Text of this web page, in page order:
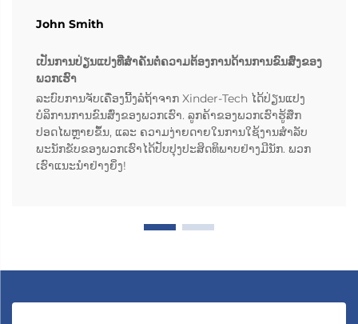
John Smith
ເປັນການປ່ຽນແປງທີ່ສຳຄັນຕໍ່ຄວາມຕ້ອງການດ້ານການຂົນສົ່ງຂອງ
ພວກເຮົາ
ລະບົບການຈັບເຄື່ອງນີ້ງລໍຖ້າຈາກ Xinder-Tech ໄດ້ປ່ຽນແປງ
ບໍລິການການຂົນສົ່ງຂອງພວກເຮົາ. ລູກຄ້າຂອງພວກເຮົາຮູ້ສຶກ
ປອດໄພຫຼາຍຂຶ້ນ, ແລະ ຄວາມງ່າຍດາຍໃນການໃຊ້ງານສຳລັບ
ພະນັກຂັບຂອງພວກເຮົາໄດ້ປັບປຸງປະສິດທິພາບຢ່າງມີນັກ. ພວກ
ເຮົາແນະນຳຢ່າງຍິ່ງ!